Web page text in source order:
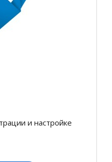
и настройке